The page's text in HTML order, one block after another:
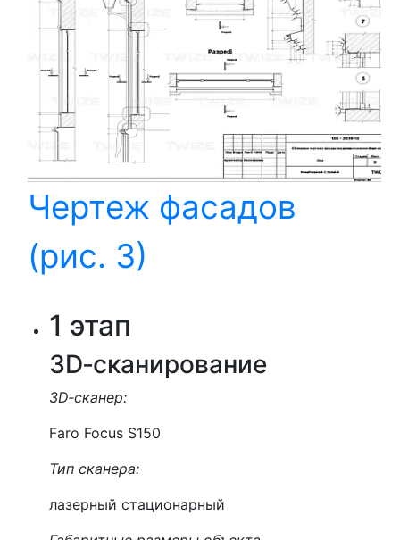
Чертеж фасадов
(рис. 3)
1 этап
3D‑сканирование
3D‑сканер:
Faro Focus S150
Тип сканера:
лазерный стационарный